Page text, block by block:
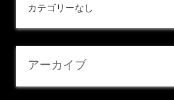
カテゴリーなし
アーカイブ